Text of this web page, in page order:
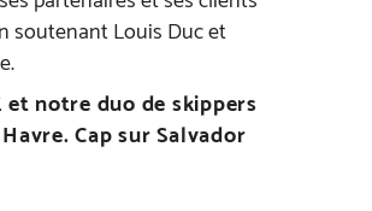
soutenant Louis Duc et
et notre duo de skippers
Cap sur Salvador